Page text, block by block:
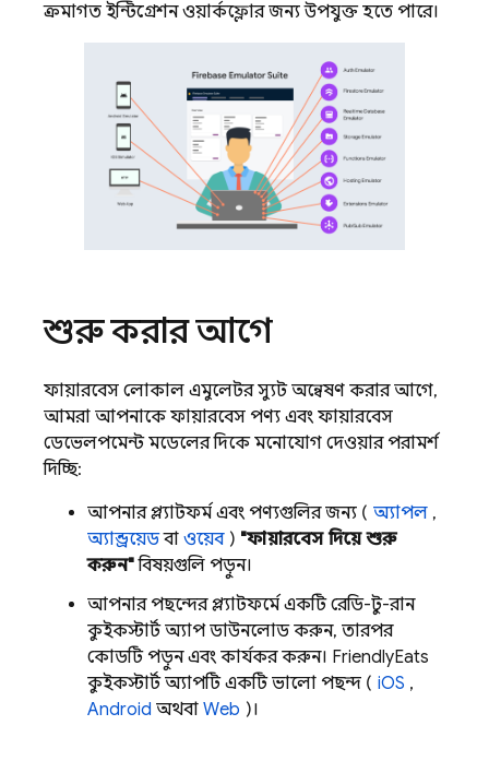
ক্রমাগত ইন্টিগ্রেশন ওয়ার্কফ্লোর জন্য উপযুক্ত হতে পারে।
শুরু করার আগে
ফায়ারবেস লোকাল এমুলেটর স্যুট অন্বেষণ করার আগে,
আমরা আপনাকে ফায়ারবেস পণ্য এবং ফায়ারবেস
ডেভেলপমেন্ট মডেলের দিকে মনোযোগ দেওয়ার পরামর্শ
দিচ্ছি:
আপনার প্ল্যাটফর্ম এবং পণ্যগুলির জন্য ( অ্যাপল ,
অ্যান্ড্রয়েডবা ওয়েব) "ফায়ারবেস দিয়ে শুরু
করুন"বিষয়গুলি পড়ুন।
আপনার পছন্দের প্ল্যাটফর্মে একটি রেডি-টু-রান
কুইকস্টার্ট অ্যাপ ডাউনলোড করুন, তারপর
কোডটি পড়ুন এবং কার্যকর করুন। FriendlyEats
কুইকস্টার্ট অ্যাপটি একটি ভালো পছন্দ ( iOS ,
Android অথবা Web )।